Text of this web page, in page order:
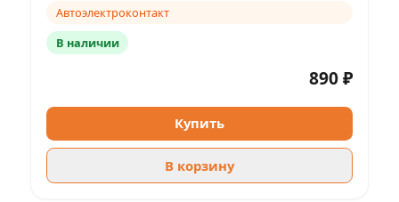
Автоэлектроконтакт
В наличии
890 ₽
Купить
В корзину